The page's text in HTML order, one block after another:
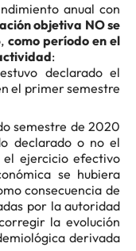
anual con
objetiva NO se
como período en el
:
declarado el
el primer semestre
semestre de 2020
declarado o no el
ejercicio efectivo
se hubiera
consecuencia de
por la autoridad
la evolución
derivada